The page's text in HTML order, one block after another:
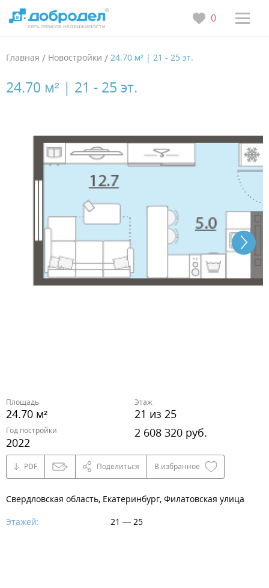
0
Главная / Новостройки / 24.70 м² | 21 - 25 эт.
24.70 м² | 21 - 25 эт.
Площадь
24.70 м²
Этаж
21 из 25
Год постройки
2022
2 608 320 руб.
PDF Поделиться В избранное
Свердловская область, Екатеринбург, Филатовская улица
Этажей:
21 — 25